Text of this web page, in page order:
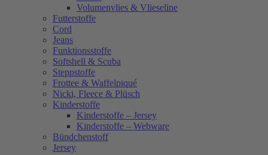
Volumenvlies & Vlieseline
Futterstoffe
Cord
Jeans
Funktionsstoffe
Softshell & Scuba
Steppstoffe
Frottee & Waffelpiqué
Nicki, Fleece & Plüsch
Kinderstoffe
Kinderstoffe – Jersey
Kinderstoffe – Webware
Bündchenstoff
Jersey